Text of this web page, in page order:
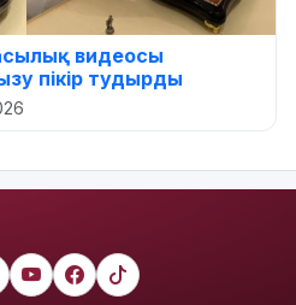
видеосы
пікір тудырды